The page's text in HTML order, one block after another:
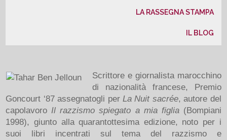
LA RASSEGNA STAMPA
IL BLOG
Scrittore e giornalista marocchino
di nazionalità francese, Premio
Goncourt ‘87 assegnatogli per La Nuit sacrée, autore del
capolavoro Il razzismo spiegato a mia figlia(Bompiani
1998), giunto alla quarantottesima edizione, noto per i
suoi libri incentrati sul tema del razzismo e